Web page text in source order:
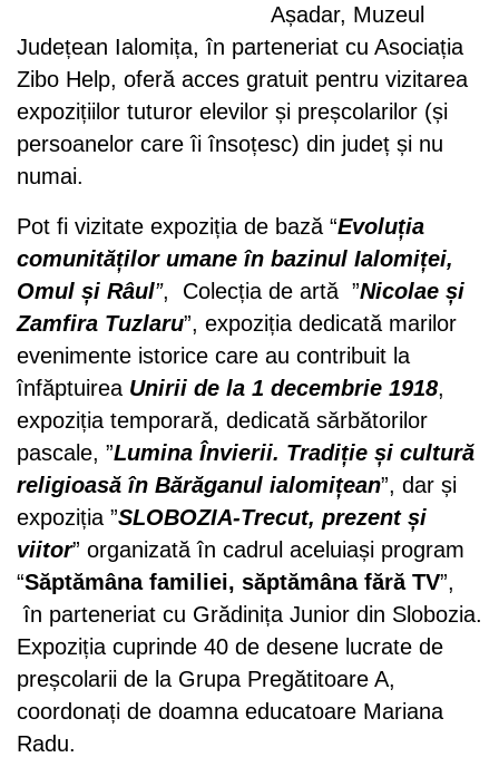
Așadar, Muzeul
Județean Ialomița, în parteneriat cu Asociația
Zibo Help, oferă acces gratuit pentru vizitarea
expozițiilor tuturor elevilor și preșcolarilor (și
persoanelor care îi însoțesc) din județ și nu
numai.
Pot fi vizitate expoziția de bază “Evoluția
comunităților umane în bazinul Ialomiței,
Omul și Râul”, Colecția de artă ”Nicolae și
Zamfira Tuzlaru”, expoziția dedicată marilor
evenimente istorice care au contribuit la
înfăptuirea Unirii de la 1 decembrie 1918,
expoziția temporară, dedicată sărbătorilor
pascale, ”Lumina Învierii. Tradiție și cultură
religioasă în Bărăganul ialomițean”, dar și
expoziția ”SLOBOZIA-Trecut, prezent și
viitor” organizată în cadrul aceluiași program
“Săptămâna familiei, săptămâna fără TV”,
în parteneriat cu Grădinița Junior din Slobozia.
Expoziția cuprinde 40 de desene lucrate de
preșcolarii de la Grupa Pregătitoare A,
coordonați de doamna educatoare Mariana
Radu.